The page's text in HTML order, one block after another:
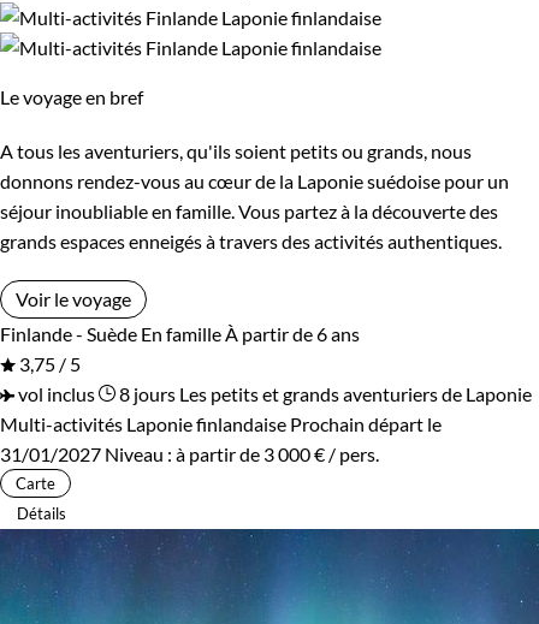
Le voyage en bref
A tous les aventuriers, qu'ils soient petits ou grands, nous
donnons rendez-vous au cœur de la Laponie suédoise pour un
séjour inoubliable en famille. Vous partez à la découverte des
grands espaces enneigés à travers des activités authentiques.
Voir le voyage
Finlande - Suède En familleÀ partir de 6 ans
3,75 / 5
vol inclus
8 jours Les petits et grands aventuriers de Laponie
Multi-activités Laponie finlandaise Prochain départ le
31/01/2027 Niveau : à partir de 3 000 € / pers.
Carte
Détails